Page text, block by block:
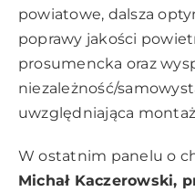
powiatowe, dalsza
poprawy jakości
prosumencka oraz
niezależność/
uwzględniająca
W ostatnim panelu o
Michał Kaczerowski,